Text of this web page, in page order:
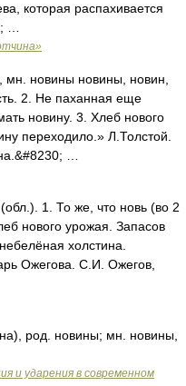
которая распахивается
…
новины новины, новин,
2. Не паханная еще
новину. 3. Хлеб нового
переходило.» Л.Толстой.
…
1. То же, что новь (во 2
нового урожая. Запасов
холстина.
Ожегова. С.И. Ожегов,
род. новины; мн. новины,
и ударения в современном